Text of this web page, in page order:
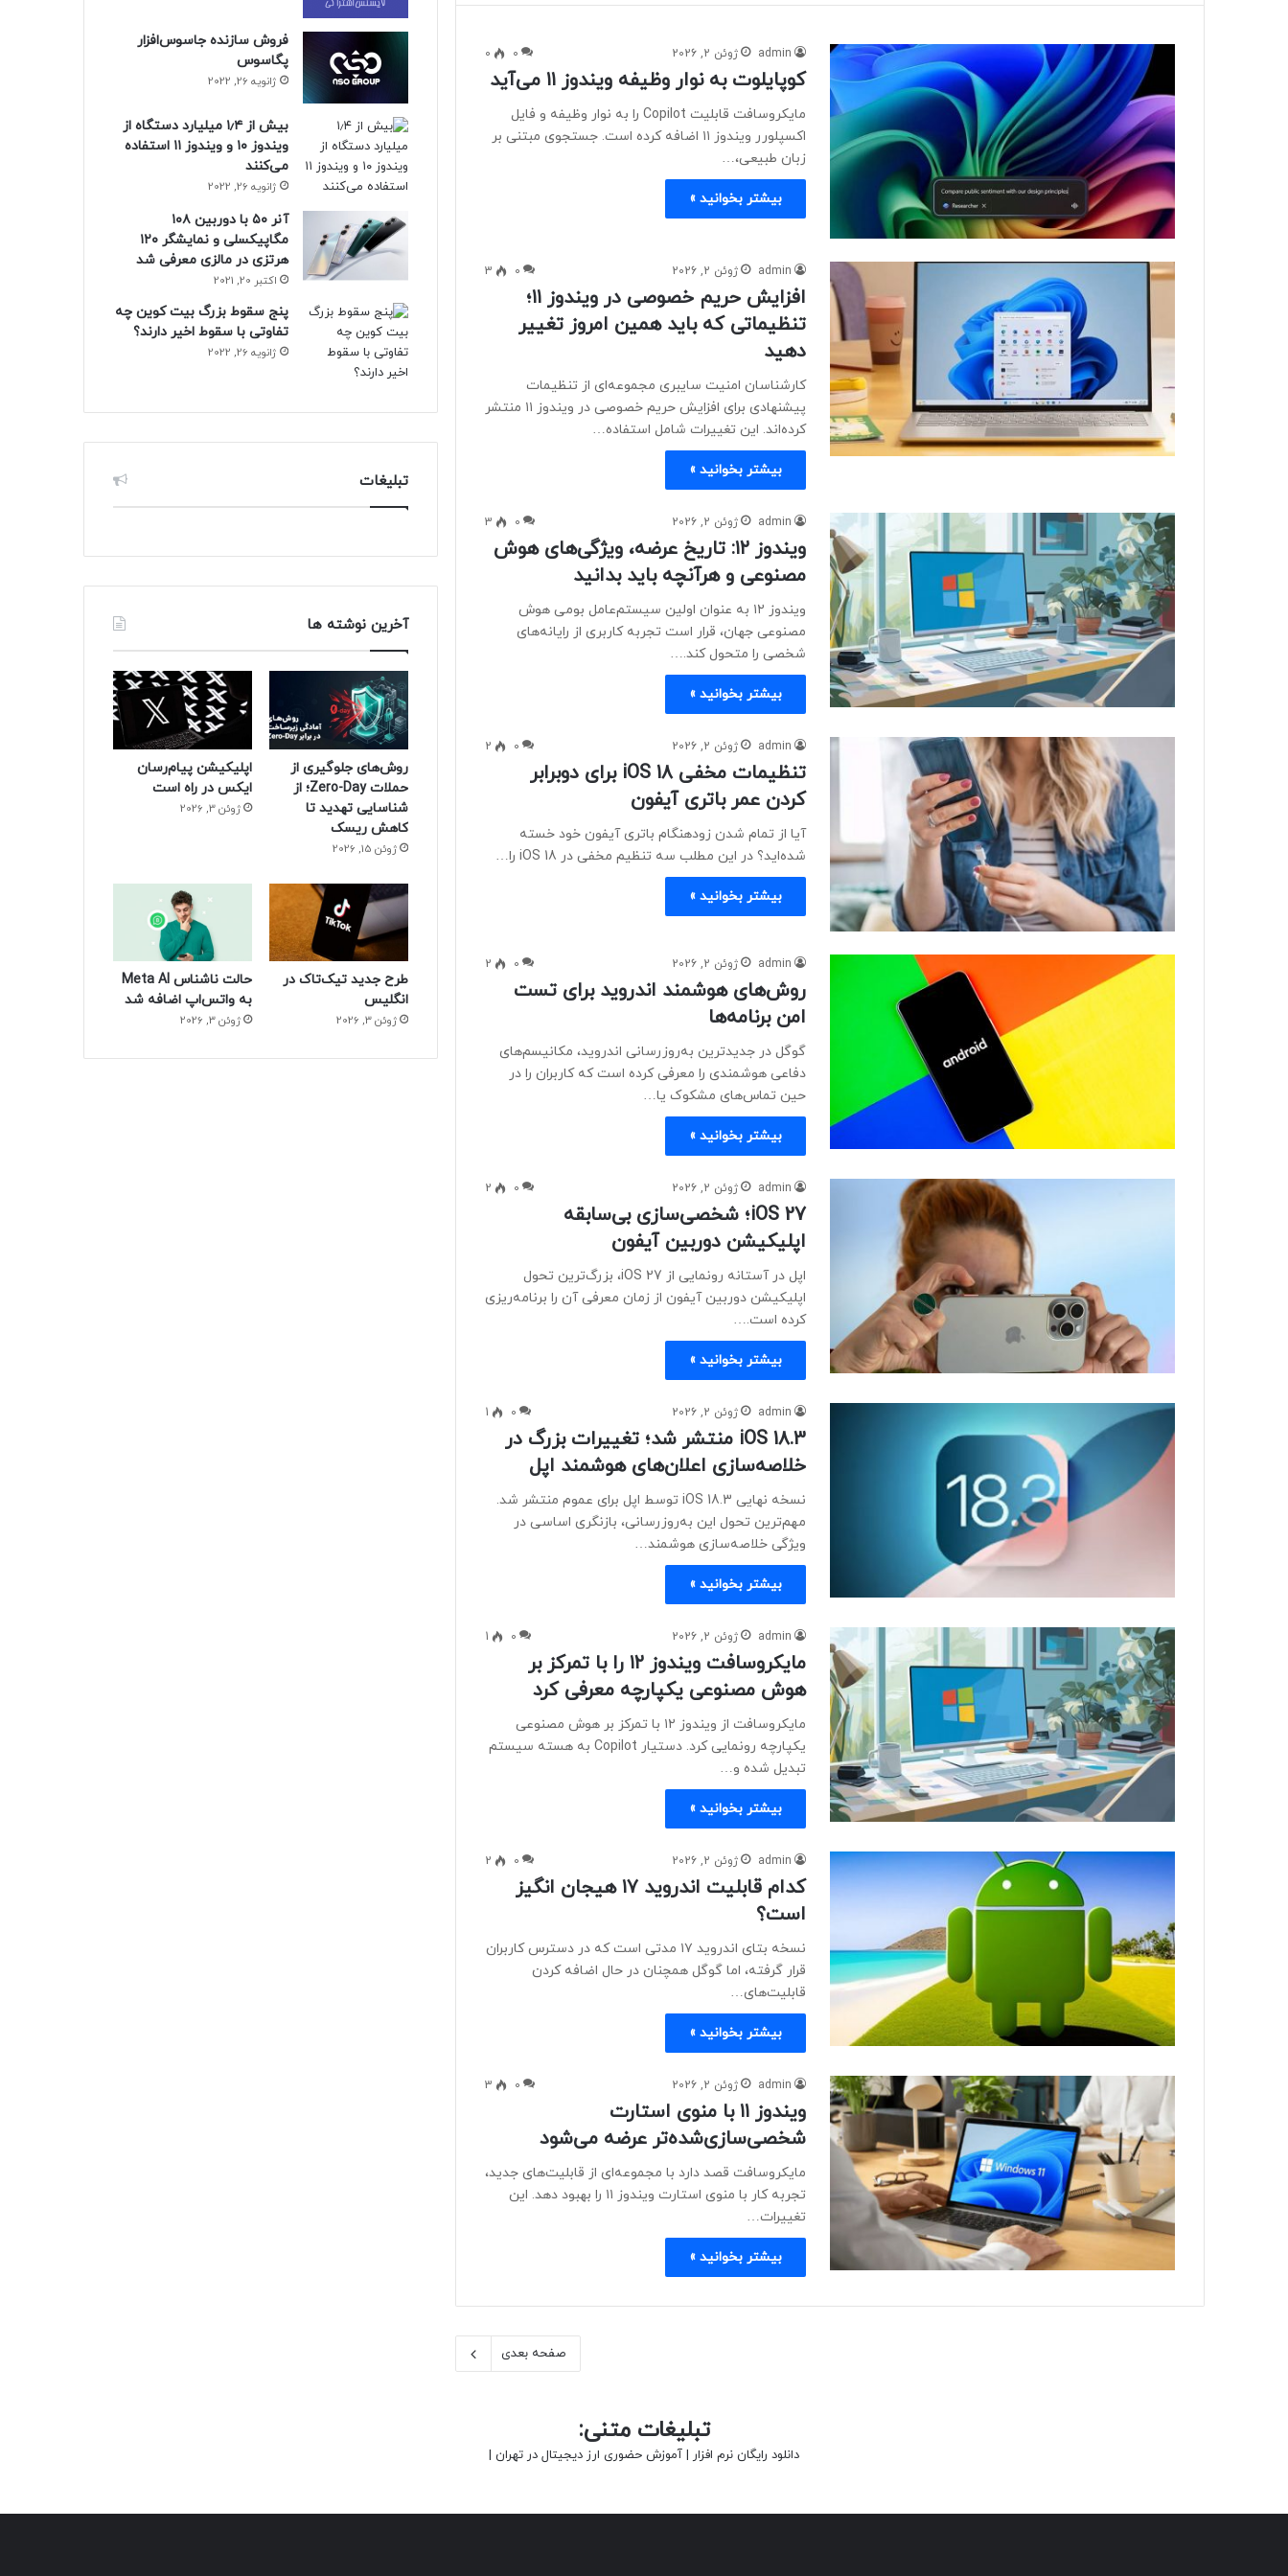
admin ژوئن 2, 2026 0
0
کوپایلوت به نوار وظیفه ویندوز ۱۱ می‌آید
مایکروسافت قابلیت Copilot را به نوار وظیفه و فایل
اکسپلورر ویندوز ۱۱ اضافه کرده است. جستجوی مبتنی بر
زبان طبیعی،…
بیشتر بخوانید »
admin ژوئن 2, 2026 0
3
افزایش حریم خصوصی در ویندوز ۱۱؛
تنظیماتی که باید همین امروز تغییر
دهید
کارشناسان امنیت سایبری مجموعه‌ای از تنظیمات
پیشنهادی برای افزایش حریم خصوصی در ویندوز ۱۱ منتشر
کرده‌اند. این تغییرات شامل استفاده…
بیشتر بخوانید »
admin ژوئن 2, 2026 0
3
ویندوز ۱۲: تاریخ عرضه، ویژگی‌های هوش
مصنوعی و هرآنچه باید بدانید
ویندوز ۱۲ به عنوان اولین سیستم‌عامل بومی هوش
مصنوعی جهان، قرار است تجربه کاربری از رایانه‌های
شخصی را متحول کند.…
بیشتر بخوانید »
admin ژوئن 2, 2026 0
2
تنظیمات مخفی iOS 18 برای دوبرابر
کردن عمر باتری آیفون
آیا از تمام شدن زودهنگام باتری آیفون خود خسته
شده‌اید؟ در این مطلب سه تنظیم مخفی در iOS 18 را…
بیشتر بخوانید »
admin ژوئن 2, 2026 0
2
روش‌های هوشمند اندروید برای تست
امن برنامه‌ها
گوگل در جدیدترین به‌روزرسانی اندروید، مکانیسم‌های
دفاعی هوشمندی را معرفی کرده است که کاربران را در
حین تماس‌های مشکوک یا…
بیشتر بخوانید »
admin ژوئن 2, 2026 0
2
iOS 27؛ شخصی‌سازی بی‌سابقه
اپلیکیشن دوربین آیفون
اپل در آستانه رونمایی از iOS 27، بزرگ‌ترین تحول
اپلیکیشن دوربین آیفون از زمان معرفی آن را برنامه‌ریزی
کرده است.…
بیشتر بخوانید »
admin ژوئن 2, 2026 0
1
iOS 18.3 منتشر شد؛ تغییرات بزرگ در
خلاصه‌سازی اعلان‌های هوشمند اپل
نسخه نهایی iOS 18.3 توسط اپل برای عموم منتشر شد.
مهم‌ترین تحول این به‌روزرسانی، بازنگری اساسی در
ویژگی خلاصه‌سازی هوشمند…
بیشتر بخوانید »
admin ژوئن 2, 2026 0
1
مایکروسافت ویندوز ۱۲ را با تمرکز بر
هوش مصنوعی یکپارچه معرفی کرد
مایکروسافت از ویندوز ۱۲ با تمرکز بر هوش مصنوعی
یکپارچه رونمایی کرد. دستیار Copilot به هسته سیستم
تبدیل شده و…
بیشتر بخوانید »
admin ژوئن 2, 2026 0
2
کدام قابلیت اندروید ۱۷ هیجان انگیز
است؟
نسخه بتای اندروید ۱۷ مدتی است که در دسترس کاربران
قرار گرفته، اما گوگل همچنان در حال اضافه کردن
قابلیت‌های…
بیشتر بخوانید »
admin ژوئن 2, 2026 0
3
ویندوز ۱۱ با منوی استارت
شخصی‌سازی‌شده‌تر عرضه می‌شود
مایکروسافت قصد دارد با مجموعه‌ای از قابلیت‌های جدید،
تجربه کار با منوی استارت ویندوز ۱۱ را بهبود دهد. این
تغییرات…
بیشتر بخوانید »
صفحه بعدی
فروش سازنده جاسوس‌افزار
پگاسوس
ژانویه 26, 2022
بیش از ۱٫۴ میلیارد دستگاه از
ویندوز ۱۰ و ویندوز ۱۱ استفاده
می‌کنند
ژانویه 26, 2022
آنر ۵۰ با دوربین ۱۰۸
مگاپیکسلی و نمایشگر ۱۲۰
هرتزی در مالزی معرفی شد
اکتبر 20, 2021
پنج سقوط بزرگ بیت کوین چه
تفاوتی با سقوط اخیر دارند؟
ژانویه 26, 2022
تبلیغات
آخرین نوشته ها
روش‌های جلوگیری از
حملات Zero-Day؛ از
شناسایی تهدید تا
کاهش ریسک
ژوئن 15, 2026
اپلیکیشن پیام‌رسان
ایکس در راه است
ژوئن 3, 2026
طرح جدید تیک‌تاک در
انگلیس
ژوئن 3, 2026
حالت ناشناس Meta AI
به واتس‌اپ اضافه شد
ژوئن 3, 2026
تبلیغات متنی:
دانلود رایگان نرم افزار | آموزش حضوری ارز دیجیتال در تهران |